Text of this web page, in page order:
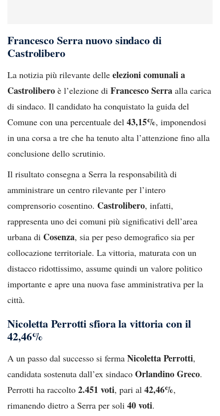
Francesco Serra nuovo sindaco di
Castrolibero
La notizia più rilevante delle elezioni comunali a
Castrolibero è l’elezione di Francesco Serra alla carica
di sindaco. Il candidato ha conquistato la guida del
Comune con una percentuale del 43,15%, imponendosi
in una corsa a tre che ha tenuto alta l’attenzione fino alla
conclusione dello scrutinio.
Il risultato consegna a Serra la responsabilità di
amministrare un centro rilevante per l’intero
comprensorio cosentino. Castrolibero, infatti,
rappresenta uno dei comuni più significativi dell’area
urbana di Cosenza, sia per peso demografico sia per
collocazione territoriale. La vittoria, maturata con un
distacco ridottissimo, assume quindi un valore politico
importante e apre una nuova fase amministrativa per la
città.
Nicoletta Perrotti sfiora la vittoria con il
42,46%
A un passo dal successo si ferma Nicoletta Perrotti,
candidata sostenuta dall’ex sindaco Orlandino Greco.
Perrotti ha raccolto 2.451 voti, pari al 42,46%,
rimanendo dietro a Serra per soli 40 voti.